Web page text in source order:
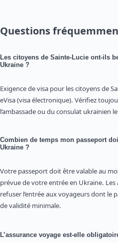
Questions
Les citoyens de Sainte-Lucie ont-ils
Ukraine ?
Exigence de visa pour les citoyens de
eVisa (visa électronique). Vérifiez
l’ambassade ou du consulat ukrainien
Combien de temps mon passeport
Ukraine ?
Votre passeport doit être valable au
prévue de votre entrée en Ukraine.
refuser l’entrée aux voyageurs dont le
de validité minimale.
L’assurance voyage est-elle